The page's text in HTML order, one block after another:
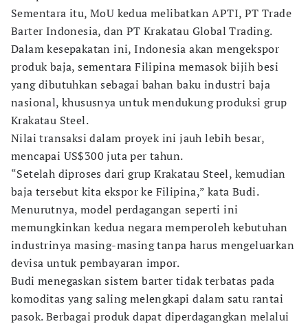
Sementara itu, MoU kedua melibatkan APTI, PT Trade
Barter Indonesia, dan PT Krakatau Global Trading.
Dalam kesepakatan ini, Indonesia akan mengekspor
produk baja, sementara Filipina memasok bijih besi
yang dibutuhkan sebagai bahan baku industri baja
nasional, khususnya untuk mendukung produksi grup
Krakatau Steel.
Nilai transaksi dalam proyek ini jauh lebih besar,
mencapai US$300 juta per tahun.
“Setelah diproses dari grup Krakatau Steel, kemudian
baja tersebut kita ekspor ke Filipina,” kata Budi.
Menurutnya, model perdagangan seperti ini
memungkinkan kedua negara memperoleh kebutuhan
industrinya masing-masing tanpa harus mengeluarkan
devisa untuk pembayaran impor.
Budi menegaskan sistem barter tidak terbatas pada
komoditas yang saling melengkapi dalam satu rantai
pasok. Berbagai produk dapat diperdagangkan melalui